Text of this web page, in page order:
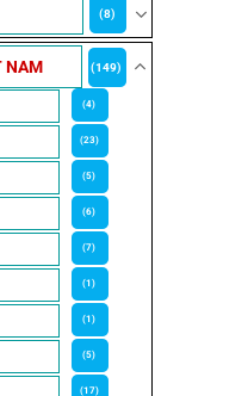
(8)
NAM (149)
(4)
(23)
(5)
(6)
(7)
(1)
(1)
(5)
(17)